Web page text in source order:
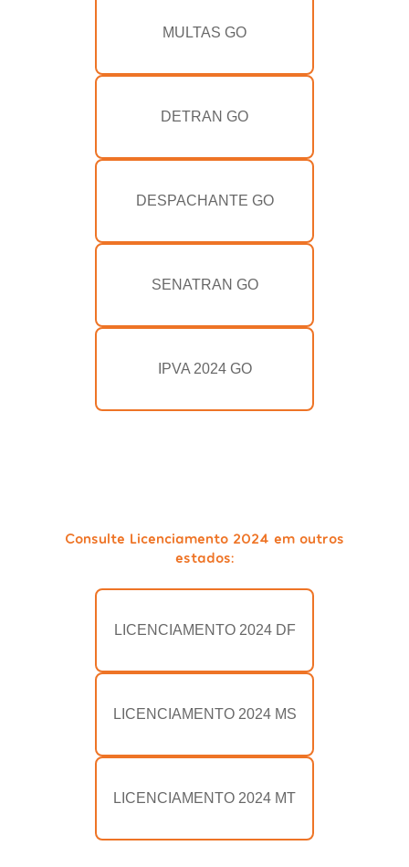
MULTAS GO
DETRAN GO
DESPACHANTE GO
SENATRAN GO
IPVA 2024 GO
Consulte Licenciamento 2024 em outros
estados:
LICENCIAMENTO 2024 DF
LICENCIAMENTO 2024 MS
LICENCIAMENTO 2024 MT